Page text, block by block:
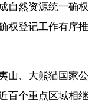
湾区
自然资源统一确权
权登记工作有序推
山、大熊猫国家公
百个重点区域相继